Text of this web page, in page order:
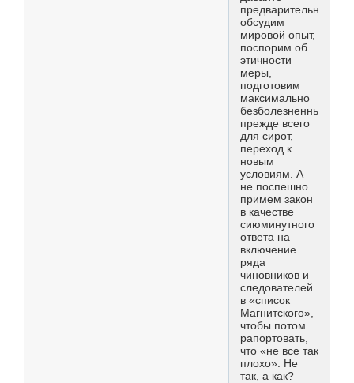
предварительно
обсудим
мировой опыт,
поспорим об
этичности
меры,
подготовим
максимально
безболезненный,
прежде всего
для сирот,
переход к
новым
условиям. А
не поспешно
примем закон
в качестве
сиюминутного
ответа на
включение
ряда
чиновников и
следователей
в «список
Магнитского»,
чтобы потом
рапортовать,
что «не все так
плохо». Не
так, а как?